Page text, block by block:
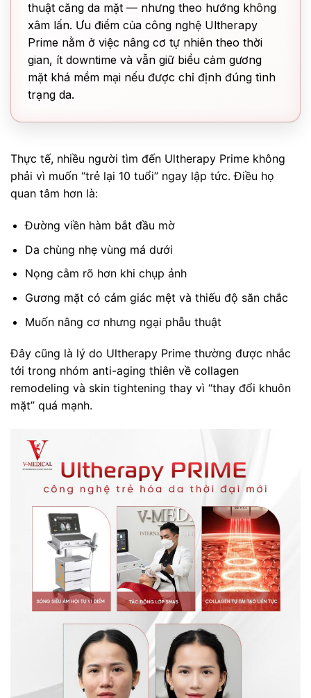
thuật căng da mặt — nhưng theo hướng không
xâm lấn. Ưu điểm của công nghệ Ultherapy
Prime nằm ở việc nâng cơ tự nhiên theo thời
gian, ít downtime và vẫn giữ biểu cảm gương
mặt khá mềm mại nếu được chỉ định đúng tình
trạng da.
Thực tế, nhiều người tìm đến Ultherapy Prime không
phải vì muốn “trẻ lại 10 tuổi” ngay lập tức. Điều họ
quan tâm hơn là:
Đường viền hàm bắt đầu mờ
Da chùng nhẹ vùng má dưới
Nọng cằm rõ hơn khi chụp ảnh
Gương mặt có cảm giác mệt và thiếu độ săn chắc
Muốn nâng cơ nhưng ngại phẫu thuật
Đây cũng là lý do Ultherapy Prime thường được nhắc
tới trong nhóm anti-aging thiên về collagen
remodeling và skin tightening thay vì “thay đổi khuôn
mặt” quá mạnh.